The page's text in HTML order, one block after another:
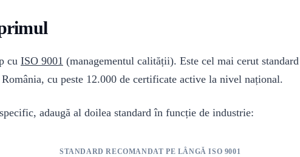
cu ISO 9001 (managementul calității). Este cel mai cerut standard
cu peste 12.000 de certificate active la nivel național.
adaugă al doilea standard în funcție de industrie:
STANDARD RECOMANDAT PE LÂNGĂ ISO 9001